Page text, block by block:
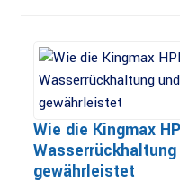
Wie die Kingmax
gewährleistet